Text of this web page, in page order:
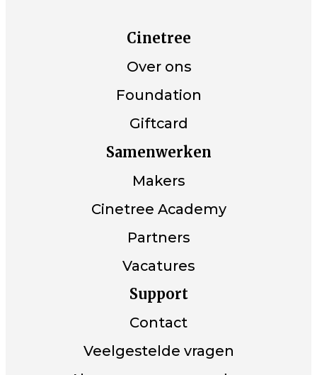
Cinetree
Over ons
Foundation
Giftcard
Samenwerken
Makers
Cinetree Academy
Partners
Vacatures
Support
Contact
Veelgestelde vragen